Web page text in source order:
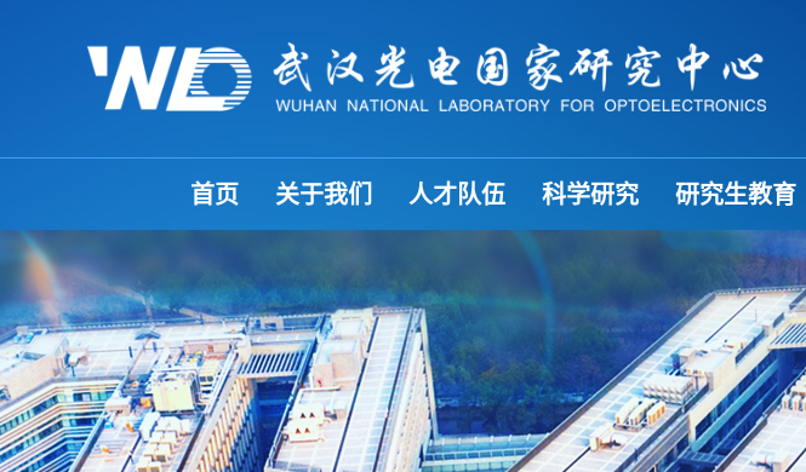
首页 关于我们 人才队伍 科学研究 研究生教育